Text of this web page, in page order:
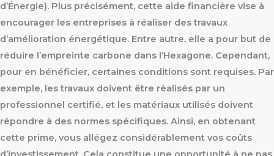
d’Énergie). Plus précisément, cette aide financière vise à
encourager les entreprises à réaliser des travaux
d’amélioration énergétique. Entre autre, elle a pour but de
réduire l’empreinte carbone dans l’Hexagone. Cependant,
pour en bénéficier, certaines conditions sont requises. Par
exemple, les travaux doivent être réalisés par un
professionnel certifié, et les matériaux utilisés doivent
répondre à des normes spécifiques. Ainsi, en obtenant
cette prime, vous allégez considérablement vos coûts